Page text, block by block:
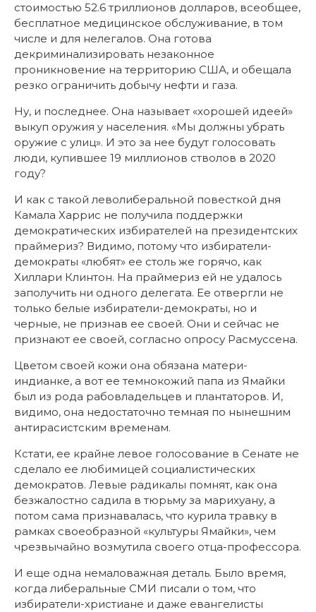
стоимостью 52.6 триллионов долларов, всеобщее,
бесплатное медицинское обслуживание, в том
числе и для нелегалов. Она готова
декриминализировать незаконное
проникновение на территорию США, и обещала
резко ограничить добычу нефти и газа.
Ну, и последнее. Она называет «хорошей идеей»
выкуп оружия у населения. «Мы должны убрать
оружие с улиц». И это за нее будут голосовать
люди, купившее 19 миллионов стволов в 2020
году?
И как с такой леволиберальной повесткой дня
Камала Харрис не получила поддержки
демократических избирателей на президентских
праймериз? Видимо, потому что избиратели-
демократы «любят» ее столь же горячо, как
Хиллари Клинтон. На праймериз ей не удалось
заполучить ни одного делегата. Ее отвергли не
только белые избиратели-демократы, но и
черные, не признав ее своей. Они и сейчас не
признают ее своей, согласно опросу Расмуссена.
Цветом своей кожи она обязана матери-
индианке, а вот ее темнокожий папа из Ямайки
был из рода рабовладельцев и плантаторов. И,
видимо, она недостаточно темная по нынешним
антирасистским временам.
Кстати, ее крайне левое голосование в Сенате не
сделало ее любимицей социалистических
демократов. Левые радикалы помнят, как она
безжалостно садила в тюрьму за марихуану, а
потом сама признавалась, что курила травку в
рамках своеобразной «культуры Ямайки», чем
чрезвычайно возмутила своего отца-профессора.
И еще одна немаловажная деталь. Было время,
когда либеральные СМИ писали о том, что
избиратели-христиане и даже евангелисты